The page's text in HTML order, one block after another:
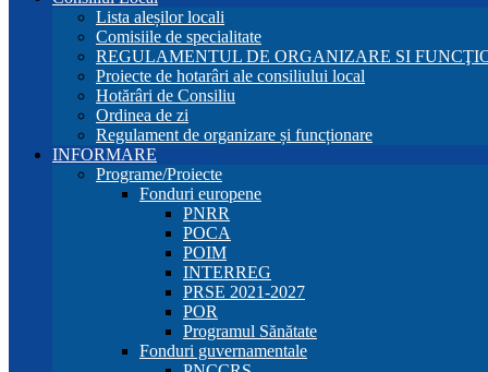
Lista aleșilor locali
Comisiile de specialitate
REGULAMENTUL DE ORGANIZARE SI
Proiecte de hotarâri ale consiliului local
Hotărâri de Consiliu
Ordinea de zi
Regulament de organizare și funcționare
INFORMARE
Programe/Proiecte
Fonduri europene
PNRR
POCA
POIM
INTERREG
PRSE 2021-2027
POR
Programul Sănătate
Fonduri guvernamentale